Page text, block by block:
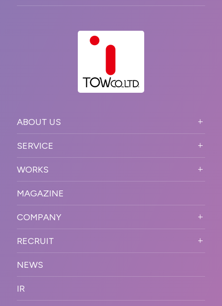
ABOUT US
PURPOSE
VISION
OUR DNA
SERVICE
STRONG POINT
BUSINESS DOMAIN
SOLUTION
WORKFLOW
WORKS
オンラインイベント
SNSプロモーション
プラットフォーム販
促
デジタル制作・映像
制作
PR
カンファレンス・展示会・アワ
ESPORTS・ゲームプロモーシ
MAGAZINE
COMPANY
COMPANY INFORMATION
MESSAGE
OFFICER
ACCESS
RECRUIT
新卒採用
キャリア採用
NEWS
IR